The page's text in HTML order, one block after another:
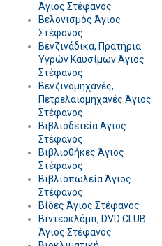
Άγιος Στέφανος
Βελονισμός Άγιος
Στέφανος
Βενζινάδικα, Πρατήρια
Υγρών Καυσίμων Άγιος
Στέφανος
Βενζινομηχανές,
Πετρελαιομηχανές Άγιος
Στέφανος
Βιβλιοδετεία Άγιος
Στέφανος
Βιβλιοθήκες Άγιος
Στέφανος
Βιβλιοπωλεία Άγιος
Στέφανος
Βίδες Άγιος Στέφανος
Βιντεοκλάμπ, DVD CLUB
Άγιος Στέφανος